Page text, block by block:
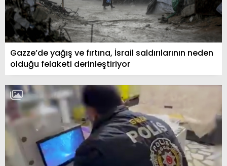
Gazze’de yağış ve fırtına, İsrail saldırılarının neden
olduğu felaketi derinleştiriyor